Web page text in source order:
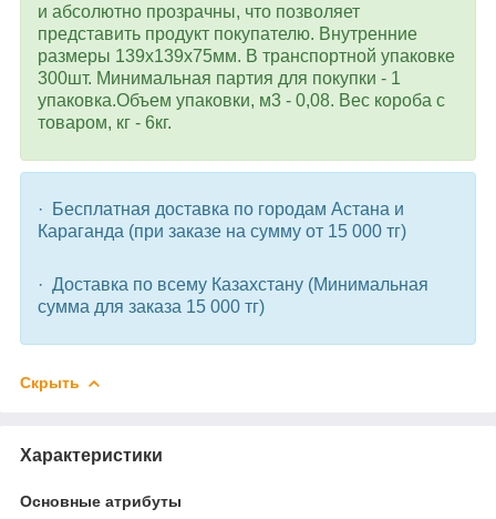
и абсолютно прозрачны, что позволяет
представить продукт покупателю. Внутренние
размеры 139х139х75мм. В транспортной упаковке
300шт. Минимальная партия для покупки - 1
упаковка.Объем упаковки, м3 - 0,08. Вес короба с
товаром, кг - 6кг.
· Бесплатная доставка по городам Астана и
Караганда (при заказе на сумму от 15 000 тг)
· Доставка по всему Казахстану (Минимальная
сумма для заказа 15 000 тг)
Скрыть
Характеристики
Основные атрибуты